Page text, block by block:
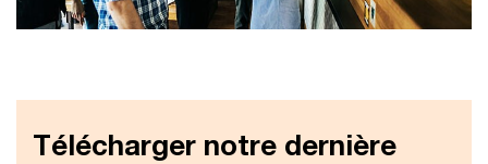
Télécharger notre dernière